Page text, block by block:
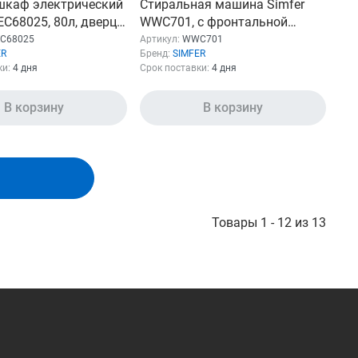
электрический
80л, дверца
белый
4 дня
В корзину
Стиральная машина Simfer
WWC701, с фронтальной
загрузкой, 7кг, 1200об/мин
Артикул: WWC701
Бренд: SIMFER
Срок поставки: 4 дня
В корзину
Товары 1 - 12 из 13